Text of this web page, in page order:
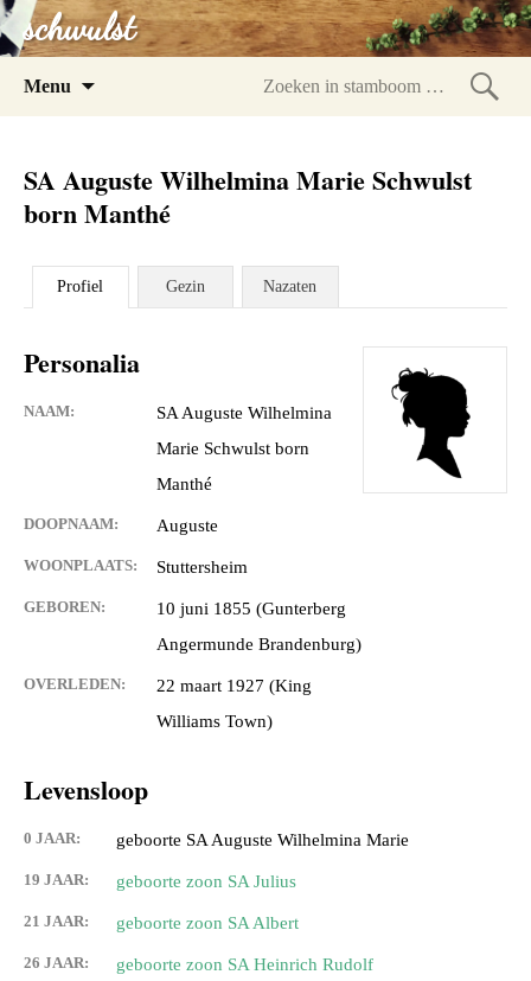
schwulst
Menu
SA Auguste Wilhelmina Marie Schwulst
born Manthé
Profiel Gezin Nazaten
Personalia
NAAM:
SA Auguste Wilhelmina
Marie Schwulst born
Manthé
DOOPNAAM: Auguste
WOONPLAATS: Stuttersheim
GEBOREN:
10 juni 1855 (Gunterberg
Angermunde Brandenburg)
OVERLEDEN:
22 maart 1927 (King
Williams Town)
Levensloop
0 JAAR: geboorte SA Auguste Wilhelmina Marie
19 JAAR: geboorte zoon SA Julius
21 JAAR: geboorte zoon SA Albert
26 JAAR: geboorte zoon SA Heinrich Rudolf